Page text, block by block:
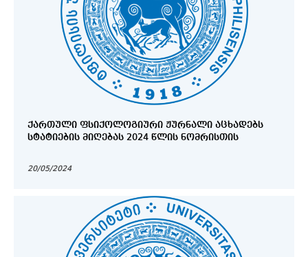
ᲥᲐᲠᲗᲣᲚᲘ ᲤᲡᲘᲥᲝᲚᲝᲒᲘᲣᲠᲘ ᲟᲣᲠᲜᲐᲚᲘ ᲐᲪᲮᲐᲓᲔᲑᲡ
ᲡᲢᲐᲢᲘᲔᲑᲘᲡ ᲛᲘᲦᲔᲑᲐᲡ 2024 ᲬᲚᲘᲡ ᲜᲝᲛᲠᲘᲡᲗᲘᲡ
20/05/2024